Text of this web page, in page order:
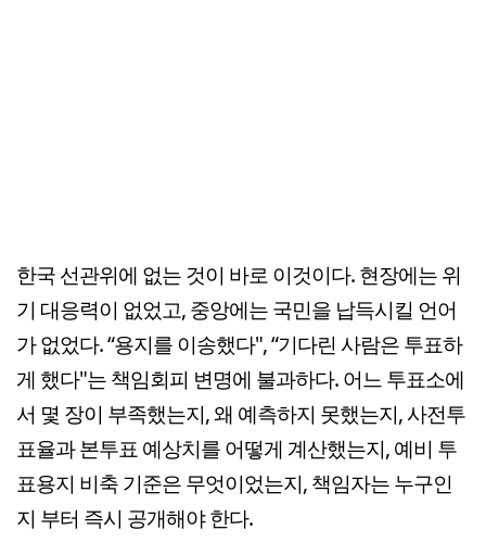
한국 선관위에 없는 것이 바로 이것이다. 현장에는 위
기 대응력이 없었고, 중앙에는 국민을 납득시킬 언어
가 없었다. “용지를 이송했다", “기다린 사람은 투표하
게 했다"는 책임회피 변명에 불과하다. 어느 투표소에
서 몇 장이 부족했는지, 왜 예측하지 못했는지, 사전투
표율과 본투표 예상치를 어떻게 계산했는지, 예비 투
표용지 비축 기준은 무엇이었는지, 책임자는 누구인
지 부터 즉시 공개해야 한다.